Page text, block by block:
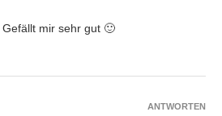
mir sehr gut 🙂
ANTWORTEN